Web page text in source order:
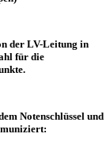
der LV-Leitung in
für die
Notenschlüssel und